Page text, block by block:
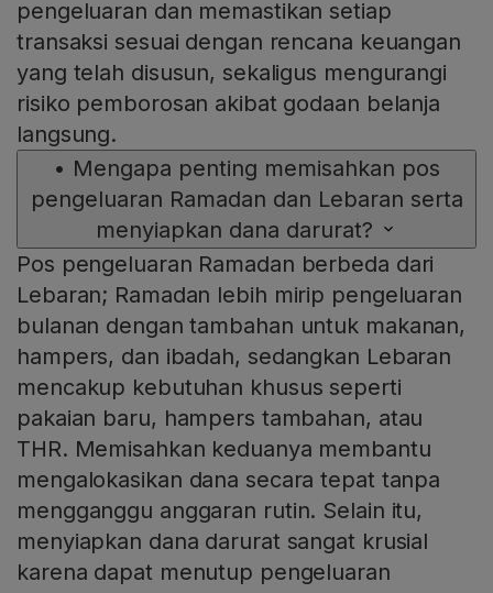
pengeluaran dan memastikan setiap
transaksi sesuai dengan rencana keuangan
yang telah disusun, sekaligus mengurangi
risiko pemborosan akibat godaan belanja
langsung.
• Mengapa penting memisahkan pos
pengeluaran Ramadan dan Lebaran serta
menyiapkan dana darurat?
Pos pengeluaran Ramadan berbeda dari
Lebaran; Ramadan lebih mirip pengeluaran
bulanan dengan tambahan untuk makanan,
hampers, dan ibadah, sedangkan Lebaran
mencakup kebutuhan khusus seperti
pakaian baru, hampers tambahan, atau
THR. Memisahkan keduanya membantu
mengalokasikan dana secara tepat tanpa
mengganggu anggaran rutin. Selain itu,
menyiapkan dana darurat sangat krusial
karena dapat menutup pengeluaran